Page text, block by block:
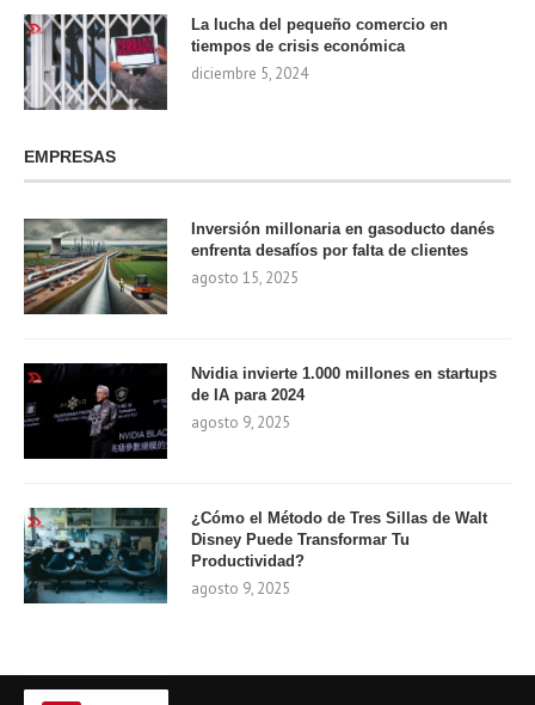
La lucha del pequeño comercio en
tiempos de crisis económica
diciembre 5, 2024
EMPRESAS
Inversión millonaria en gasoducto danés
enfrenta desafíos por falta de clientes
agosto 15, 2025
Nvidia invierte 1.000 millones en startups
de IA para 2024
agosto 9, 2025
¿Cómo el Método de Tres Sillas de Walt
Disney Puede Transformar Tu
Productividad?
agosto 9, 2025